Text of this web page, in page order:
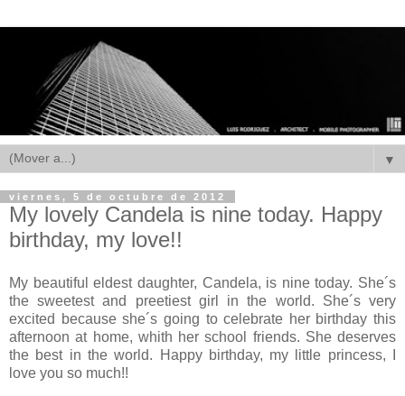
▼
viernes, 5 de octubre de 2012
My lovely Candela is nine today. Happy
birthday, my love!!
My beautiful eldest daughter, Candela, is nine today. She´s
the sweetest and preetiest girl in the world. She´s very
excited because she´s going to celebrate her birthday this
afternoon at home, whith her school friends. She deserves
the best in the world. Happy birthday, my little princess, I
love you so much!!